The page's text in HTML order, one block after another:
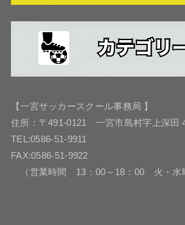
【一宮サッカースクール事務局 】
住所：〒491-0121 一宮市島村字上深田
TEL:0586-51-9911
FAX:0586-51-9922
（営業時間 13：00～18：00 火・水